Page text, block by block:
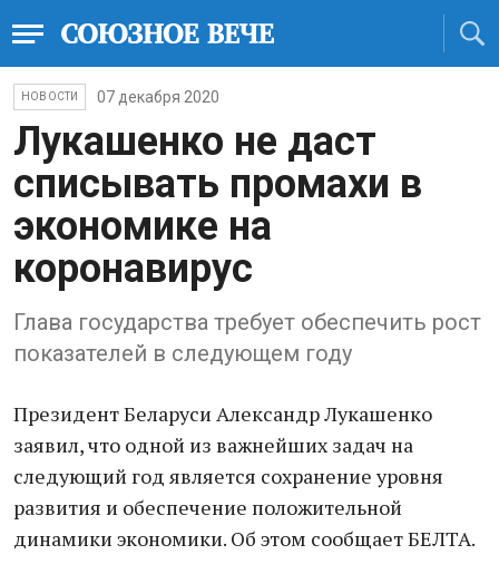
НОВОСТИ 07 декабря 2020
Лукашенко не даст
списывать промахи в
экономике на
коронавирус
Глава государства требует обеспечить рост
показателей в следующем году
Президент Беларуси Александр Лукашенко
заявил, что одной из важнейших задач на
следующий год является сохранение уровня
развития и обеспечение положительной
динамики экономики. Об этом сообщает БЕЛТА.